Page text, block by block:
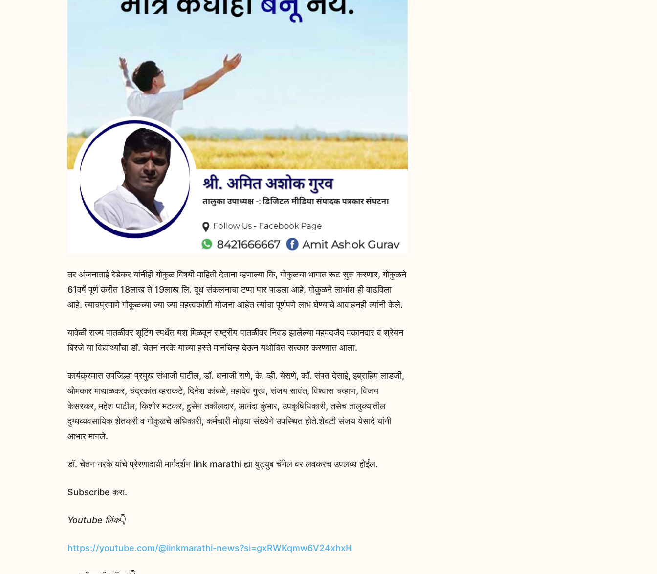
तर अंजनाताई रेडेकर यांनीही गोकुळ विषयी माहिती देताना म्हणाल्या कि, गोकुळचा भागात रूट सुरु करणार, गोकुळने
61वर्षे पूर्ण करीत 18लाख ते 19लाख लि. दूध संकलनाचा टप्पा पार पाडला आहे. गोकुळने लाभांश ही वाढविला
आहे. त्याचप्रमाणे गोकुळच्या ज्या ज्या महत्वकांशी योजना आहेत त्यांचा पूर्णपणे लाभ घेण्याचे आवाहनही त्यांनी केले.
यावेळी राज्य पातळीवर शूटिंग स्पर्धेत यश मिळवून राष्ट्रीय पातळीवर निवड झालेल्या महमदजैद मकानदार व श्रेयन
बिरजे या विद्यार्थ्यांचा डॉ. चेतन नरके यांच्या हस्ते मानचिन्ह देऊन यथोचित सत्कार करण्यात आला.
कार्यक्रमास उपजिल्हा प्रमुख संभाजी पाटील, डॉ. धनाजी राणे, के. व्ही. येसणे, कॉ. संपत देसाई, इब्राहिम लाडजी,
ओमकार माद्याळकर, चंद्रकांत व्हराकटे, दिनेश कांबळे, महादेव गुरव, संजय सावंत, विश्वास चव्हाण, विजय
केसरकर, महेश पाटील, किशोर मटकर, हुसेन तकीलदार, आनंदा कुंभार, उपकृषिधिकारी, तसेच तालुक्यातील
दुग्धव्यवसायिक शेतकरी व गोकुळचे अधिकारी, कर्मचारी मोठ्या संख्येने उपस्थित होते.शेवटी संजय येसादे यांनी
आभार मानले.
डॉ. चेतन नरके यांचे प्रेरणादायी मार्गदर्शन link marathi ह्या युट्युब चॅनेल वर लवकरच उपलब्ध होईल.
Subscribe करा.
Youtube लिंक👇
https://youtube.com/@linkmarathi-news?si=gxRWKqmw6V24xhxH